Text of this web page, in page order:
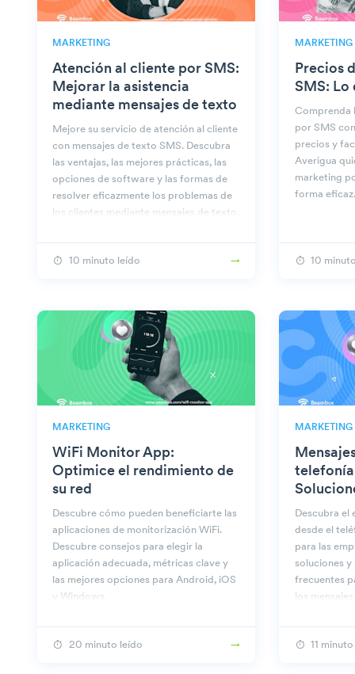
MARKETING
Atención al cliente por SMS:
Mejorar la asistencia
mediante mensajes de texto
Mejore su servicio de atención al cliente
con mensajes de texto SMS. Descubra
las ventajas, las mejores prácticas, las
opciones de software y las formas de
resolver eficazmente los problemas de
los clientes mediante mensajes de texto.
10 minuto leído
MARKETING
Precios
SMS: Lo
Comprenda
por SMS
precios y
Averigua
marketing
forma eficaz.
10
MARKETING
WiFi Monitor App:
Optimice el rendimiento de
su red
Descubre cómo pueden beneficiarte las
aplicaciones de monitorización WiFi.
Descubre consejos para elegir la
aplicación adecuada, métricas clave y
las mejores opciones para Android, iOS
y Windows.
20 minuto leído
MARKETING
telefonía
Descubra el
desde el
para las
soluciones y
frecuentes
los
11